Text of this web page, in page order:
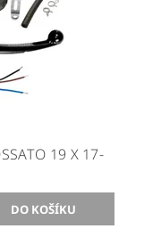
19 X 17-